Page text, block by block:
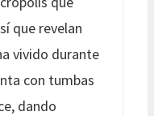
que revelan
vivido durante
con tumbas
dando